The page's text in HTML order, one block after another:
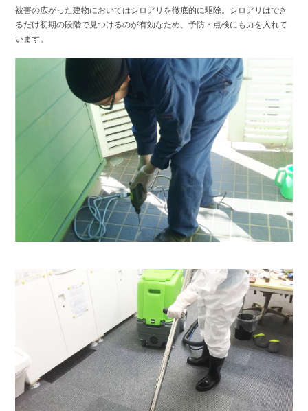
被害の広がった建物においてはシロアリを徹底的に駆除。シロアリはでき
るだけ初期の段階で見つけるのが有効なため、予防・点検にも力を入れて
います。